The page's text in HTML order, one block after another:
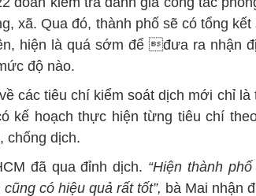
xã. Qua đó, thành phố sẽ có tổng kết
hiện là quá sớm để đưa ra nhận
độ nào.
các tiêu chí kiểm soát dịch mới chỉ là
kế hoạch thực hiện từng tiêu chí
chống dịch.
đã qua đỉnh dịch. “Hiện thành
có hiệu quả rất tốt”, bà Mai nhận